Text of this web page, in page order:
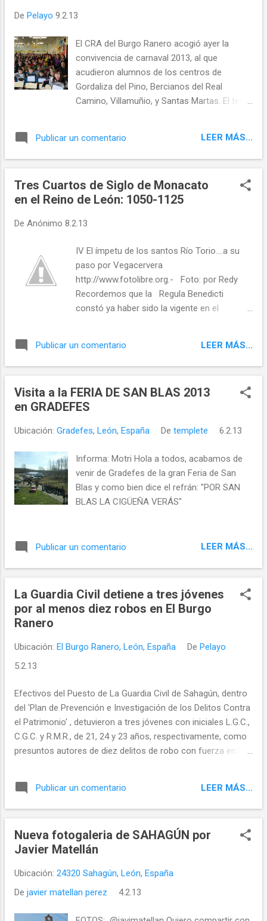
De Pelayo 9.2.13
El CRA del Burgo Ranero acogió ayer la
convivencia de carnaval 2013, al que
acudieron alumnos de los centros de
Gordaliza del Pino, Bercianos del Real
Camino, Villamuñio, y Santas Martas. El tema
las redes sociales, Twitter, y Facebook, al
servicio de la radio escolar. Al finalizar
Twittear Seguir a @templeteORG Instalaté
en tu móvil o tablet la REVISTA DIGITAL de
Publicar un comentario LEER MÁS...
Tres Cuartos de Siglo de Monacato
en el Reino de León: 1050-1125
De Anónimo 8.2.13
IV El ímpetu de los santos Río Torio....a su
paso por Vegacervera
http://www.fotolibre.org.- Foto: por Redy
Recordemos que la Regula Benedicti
constó ya haber sido la vigente en el
parece que a unas dos leguas de la ciudad
de León. El otorgante de la escritura que
observancia benedictina en la Península
fuera de la Marca, el día 3 de abril del año
abad Cixila, un mozárabe inmigrado, acaso
sacra de León...encargada al Monasterio de
Abellar Fuente: http://www.turismo-
prerromanico.es Pero fijémonos en que
materialmente, detalle que nos lleva a
subrayar una vez más la índole codicológica
de la penetración de esta obse...
Publicar un comentario LEER MÁS...
Visita a la FERIA DE SAN BLAS 2013
en GRADEFES
Ubicación: Gradefes, León, España De templete 6.2.13
Informa: Motri Hola a todos, acabamos de
venir de Gradefes de la gran Feria de San
Blas y como bien dice el refrán: "POR SAN
BLAS LA CIGÜEÑA VERÁS"
Publicar un comentario LEER MÁS...
La Guardia Civil detiene a tres jóvenes
por al menos diez robos en El Burgo
Ranero
Ubicación: El Burgo Ranero, León, España De Pelayo
5.2.13
Efectivos del Puesto de La Guardia Civil de Sahagún, dentro
del 'Plan de Prevención e Investigación de los Delitos Contra
el Patrimonio' , detuvieron a tres jóvenes con iniciales L.G.C.,
C.G.C. y R.M.R., de 21, 24 y 23 años, respectivamente, como
presuntos autores de diez delitos de robo con fuerza en las
Burgo Ranero entre los meses de agosto de 2012 y enero
de 2013.
Publicar un comentario LEER MÁS...
Nueva fotogaleria de SAHAGÚN por
Javier Matellán
Ubicación: 24320 Sahagún, León, España
De javier matellan perez 4.2.13